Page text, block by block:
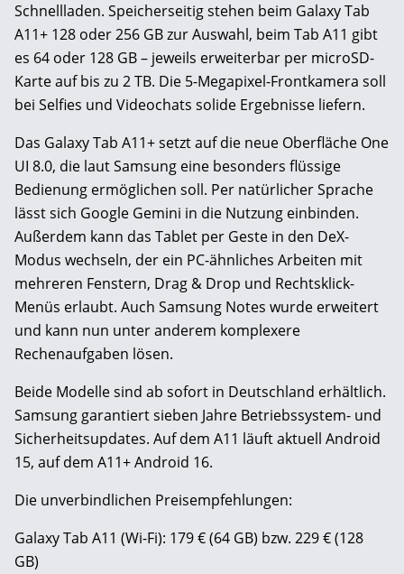
Schnellladen. Speicherseitig stehen beim Galaxy Tab
A11+ 128 oder 256 GB zur Auswahl, beim Tab A11 gibt
es 64 oder 128 GB – jeweils erweiterbar per microSD-
Karte auf bis zu 2 TB. Die 5-Megapixel-Frontkamera soll
bei Selfies und Videochats solide Ergebnisse liefern.
Das Galaxy Tab A11+ setzt auf die neue Oberfläche One
UI 8.0, die laut Samsung eine besonders flüssige
Bedienung ermöglichen soll. Per natürlicher Sprache
lässt sich Google Gemini in die Nutzung einbinden.
Außerdem kann das Tablet per Geste in den DeX-
Modus wechseln, der ein PC-ähnliches Arbeiten mit
mehreren Fenstern, Drag & Drop und Rechtsklick-
Menüs erlaubt. Auch Samsung Notes wurde erweitert
und kann nun unter anderem komplexere
Rechenaufgaben lösen.
Beide Modelle sind ab sofort in Deutschland erhältlich.
Samsung garantiert sieben Jahre Betriebssystem- und
Sicherheitsupdates. Auf dem A11 läuft aktuell Android
15, auf dem A11+ Android 16.
Die unverbindlichen Preisempfehlungen:
Galaxy Tab A11 (Wi-Fi): 179 € (64 GB) bzw. 229 € (128
GB)